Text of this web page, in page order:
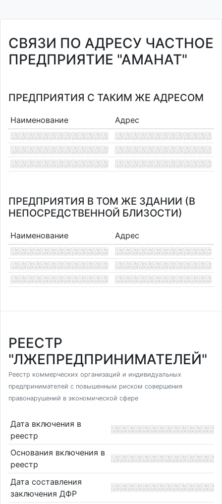
СВЯЗИ ПО АДРЕСУ ЧАСТНОЕ
ПРЕДПРИЯТИЕ "АМАНАТ"
ПРЕДПРИЯТИЯ С ТАКИМ ЖЕ АДРЕСОМ
Наименование Адрес
ПРЕДПРИЯТИЯ В ТОМ ЖЕ ЗДАНИИ (В
НЕПОСРЕДСТВЕННОЙ БЛИЗОСТИ)
Наименование Адрес
РЕЕСТР
"ЛЖЕПРЕДПРИНИМАТЕЛЕЙ"
Реестр коммерческих организаций и индивидуальных
предпринимателей с повышенным риском совершения
правонарушений в экономической сфере
Дата включения в
реестр
Основания включения в
реестр
Дата составления
заключения ДФР